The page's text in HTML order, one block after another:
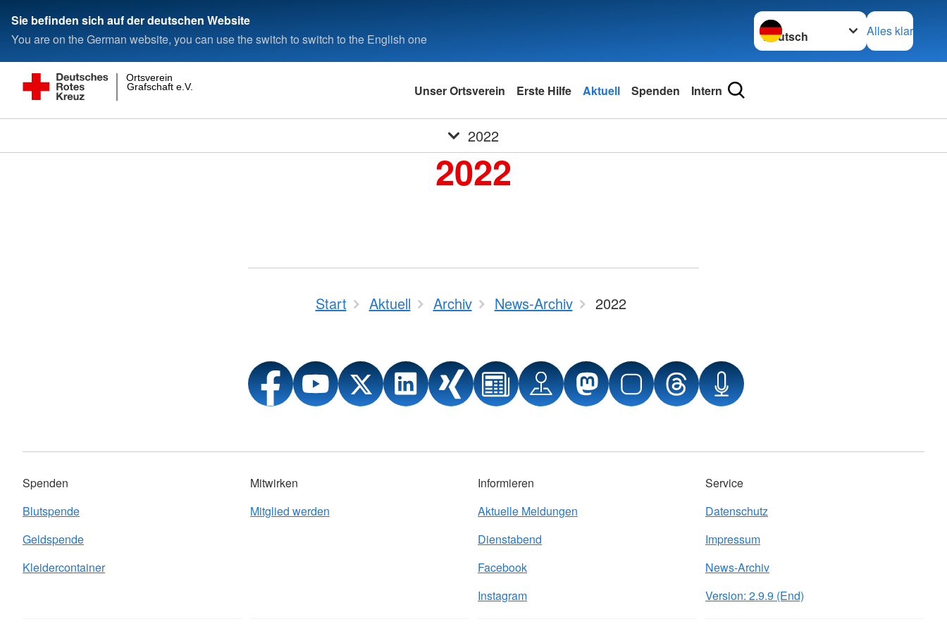
Sie befinden sich auf der deutschen Website
You are on the German website, you can use the switch to switch to the English one
Sprache wechseln zu
Alles klar
Grafschaft e.V.
Ortsverein
Unser Ortsverein Erste Hilfe Aktuell Spenden Intern
2022
2022
Start Aktuell Archiv News-Archiv 2022
Spenden
Blutspende
Geldspende
Kleidercontainer
Mitwirken
Mitglied werden
Informieren
Aktuelle Meldungen
Dienstabend
Facebook
Instagram
Service
Datenschutz
Impressum
News-Archiv
Version: 2.9.9 (End)